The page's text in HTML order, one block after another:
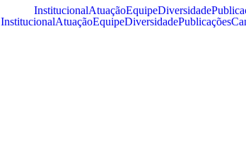
InstitucionalAtuaçãoEquipeDiversidade
InstitucionalAtuaçãoEquipeDiversidadePublicações